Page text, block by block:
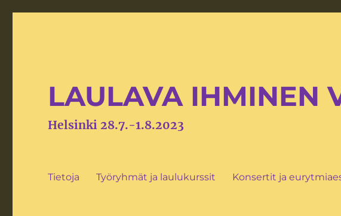
LAULAVA IHMINEN
Helsinki 28.7.-1.8.2023
Tietoja Työryhmät ja laulukurssit Konsertit ja